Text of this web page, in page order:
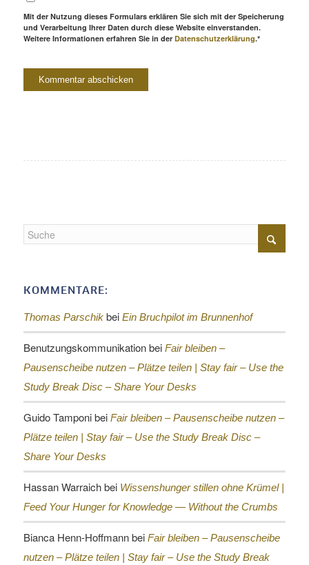
Mit der Nutzung dieses Formulars erklären Sie sich mit der Speicherung
und Verarbeitung Ihrer Daten durch diese Website einverstanden.
Weitere Informationen erfahren Sie in der Datenschutzerklärung.*
KOMMENTARE:
Thomas Parschikbei Ein Bruchpilot im Brunnenhof
Benutzungskommunikationbei Fair bleiben –
Pausenscheibe nutzen – Plätze teilen | Stay fair – Use the
Study Break Disc – Share Your Desks
Guido Tamponibei Fair bleiben – Pausenscheibe nutzen –
Plätze teilen | Stay fair – Use the Study Break Disc –
Share Your Desks
Hassan Warraichbei Wissenshunger stillen ohne Krümel |
Feed Your Hunger for Knowledge — Without the Crumbs
Bianca Henn-Hoffmannbei Fair bleiben – Pausenscheibe
nutzen – Plätze teilen | Stay fair – Use the Study Break